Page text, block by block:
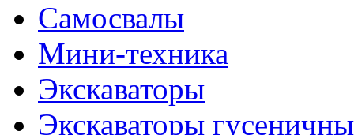
Самосвалы
Мини-техника
Экскаваторы
Экскаваторы